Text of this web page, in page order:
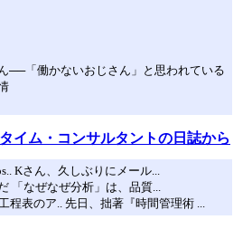
──「働かないおじさん」と思われている
タイム・コンサルタントの日誌から
Kさん、久しぶりにメール...
「なぜなぜ分析」は、品質...
程表のア.. 先日、拙著『時間管理術 ...